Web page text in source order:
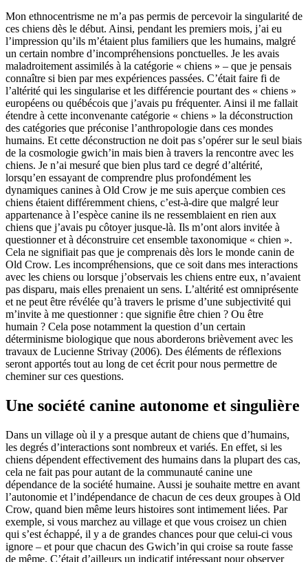
Mon ethnocentrisme ne m’a pas permis de percevoir la singularité de
ces chiens dès le début. Ainsi, pendant les premiers mois, j’ai eu
l’impression qu’ils m’étaient plus familiers que les humains, malgré
un certain nombre d’incompréhensions ponctuelles. Je les avais
maladroitement assimilés à la catégorie « chiens » – que je pensais
connaître si bien par mes expériences passées. C’était faire fi de
l’altérité qui les singularise et les différencie pourtant des « chiens »
européens ou québécois que j’avais pu fréquenter. Ainsi il me fallait
étendre à cette inconvenante catégorie « chiens » la déconstruction
des catégories que préconise l’anthropologie dans ces mondes
humains. Et cette déconstruction ne doit pas s’opérer sur le seul biais
de la cosmologie gwich’in mais bien à travers la rencontre avec les
chiens. Je n’ai mesuré que bien plus tard ce degré d’altérité,
lorsqu’en essayant de comprendre plus profondément les
dynamiques canines à Old Crow je me suis aperçue combien ces
chiens étaient différemment chiens, c’est-à-dire que malgré leur
appartenance à l’espèce canine ils ne ressemblaient en rien aux
chiens que j’avais pu côtoyer jusque-là. Ils m’ont alors invitée à
questionner et à déconstruire cet ensemble taxonomique « chien ».
Cela ne signifiait pas que je comprenais dès lors le monde canin de
Old Crow. Les incompréhensions, que ce soit dans mes interactions
avec les chiens ou lorsque j’observais les chiens entre eux, n’avaient
pas disparu, mais elles prenaient un sens. L’altérité est omniprésente
et ne peut être révélée qu’à travers le prisme d’une subjectivité qui
m’invite à me questionner : que signifie être chien ? Ou être
humain ? Cela pose notamment la question d’un certain
déterminisme biologique que nous aborderons brièvement avec les
travaux de Lucienne Strivay (2006). Des éléments de réflexions
seront apportés tout au long de cet écrit pour nous permettre de
cheminer sur ces questions.
Une société canine autonome et singulière
Dans un village où il y a presque autant de chiens que d’humains,
les degrés d’interactions sont nombreux et variés. En effet, si les
chiens dépendent effectivement des humains dans la plupart des cas,
cela ne fait pas pour autant de la communauté canine une
dépendance de la société humaine. Aussi je souhaite mettre en avant
l’autonomie et l’indépendance de chacun de ces deux groupes à Old
Crow, quand bien même leurs histoires sont intimement liées. Par
exemple, si vous marchez au village et que vous croisez un chien
qui s’est échappé, il y a de grandes chances pour que celui-ci vous
ignore – et pour que chacun des Gwich’in qui croise sa route fasse
de même. C’était d’ailleurs un indicatif intéressant pour observer